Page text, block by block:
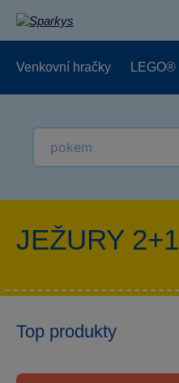
Venkovní hračky LEGO®
JEŽURY 2+1
Top produkty